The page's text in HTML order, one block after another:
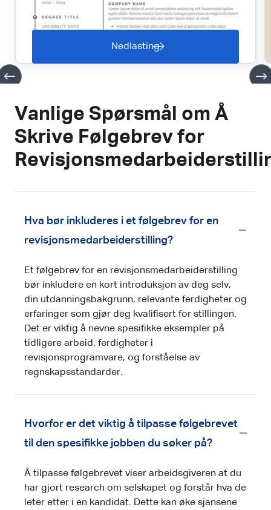
Nedlasting
Vanlige Spørsmål om Å
Skrive Følgebrev for
Hva bør inkluderes i et følgebrev for en
revisjonsmedarbeiderstilling?
Et følgebrev for en revisjonsmedarbeiderstilling
bør inkludere en kort introduksjon av deg selv,
din utdanningsbakgrunn, relevante ferdigheter og
erfaringer som gjør deg kvalifisert for stillingen.
Det er viktig å nevne spesifikke eksempler på
tidligere arbeid, ferdigheter i
revisjonsprogramvare, og forståelse av
regnskapsstandarder.
Hvorfor er det viktig å tilpasse følgebrevet
til den spesifikke jobben du søker på?
Å tilpasse følgebrevet viser arbeidsgiveren at du
har gjort research om selskapet og forstår hva de
leter etter i en kandidat. Dette kan øke sjansene